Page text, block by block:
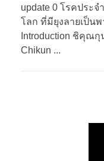
update 0 โรคประ
โลก ที่มียุงลายเป็นพ
Introduction ชิคุณกุ
Chikun ...